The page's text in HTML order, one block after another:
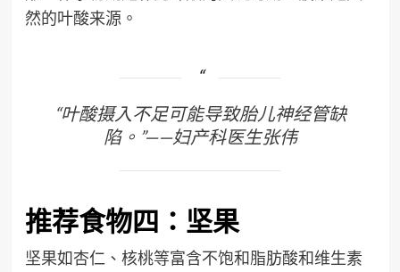
然的叶酸来源。
“叶酸摄入不足可能导致胎儿神经管缺
陷。”——妇产科医生张伟
推荐食物四：坚果
坚果如杏仁、核桃等富含不饱和脂肪酸和维生素